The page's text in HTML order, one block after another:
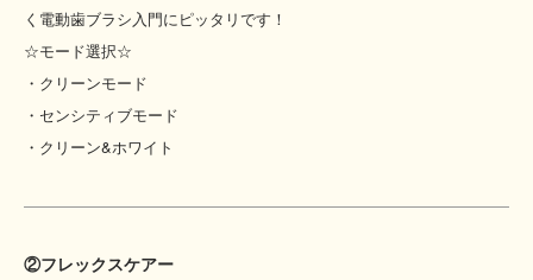
く電動歯ブラシ入門にピッタリです！
☆モード選択☆
・クリーンモード
・センシティブモード
・クリーン&ホワイト
②フレックスケアー